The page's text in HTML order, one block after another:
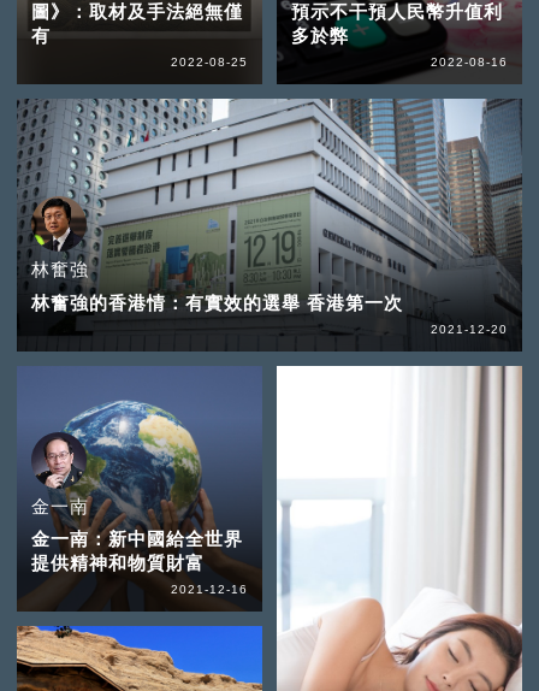
圖》：取材及手法絕無僅
有
2022-08-25
預示不干預人民幣升值利
多於弊
2022-08-16
林奮強
林奮強的香港情：有實效的選舉 香港第一次
2021-12-20
金一南
金一南：新中國給全世界
提供精神和物質財富
2021-12-16